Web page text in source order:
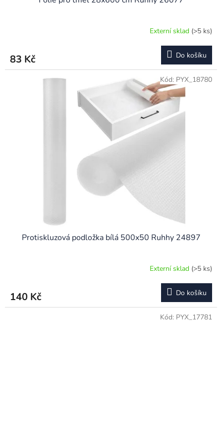
Externí sklad (>5 ks)
83 Kč Do košíku
Protiskluzová podložka bílá 500x50 Ruhhy 24897
Externí sklad (>5 ks)
140 Kč Do košíku
Kód: PYX_18780
Kód: PYX_17781